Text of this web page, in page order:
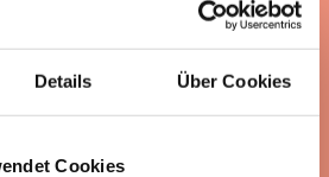
Details Über Cookies
Cookies
ist es, die
zu fördern. Hierbei werden
zur Unterstützung der Feinmotorik